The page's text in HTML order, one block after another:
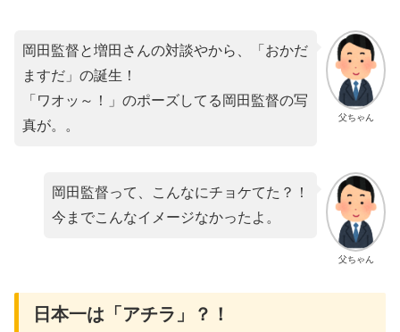
父ちゃん
岡田監督と増田さんの対談やから、「おかだ
ますだ」の誕生！
「ワオッ～！」のポーズしてる岡田監督の写
真が。。
父ちゃん
岡田監督って、こんなにチョケてた？！
今までこんなイメージなかったよ。
日本一は「アチラ」？！